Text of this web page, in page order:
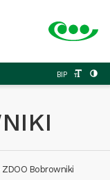
BIP
ZDOO Bobrowniki